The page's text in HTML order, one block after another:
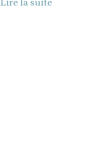
Lire la suite